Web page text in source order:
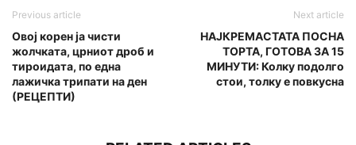
Previous article
Овој корен ја чисти
жолчката, црниот дроб и
тироидата, по една
лажичка трипати на ден
(РЕЦЕПТИ)
Next article
НАЈКРЕМАСТАТА ПОСНА
ТОРТА, ГОТОВА ЗА 15
МИНУТИ: Колку подолго
стои, толку е повкусна